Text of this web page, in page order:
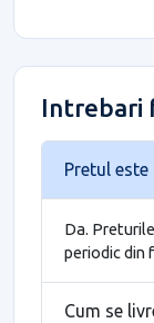
Intrebari
Pretul
Da.
periodic din
Cum se